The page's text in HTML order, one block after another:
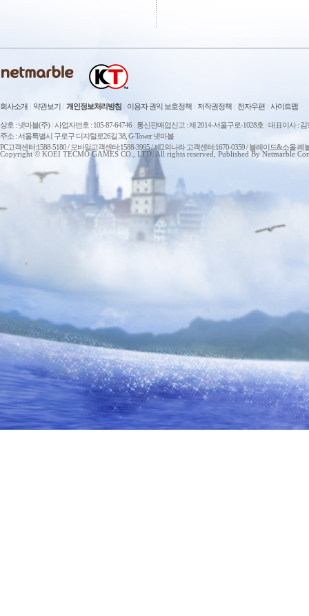
회사소개 약관보기 개인정보처리방침 이용자 권익 보호정책 저작권정책 전자우편 사이트맵
상호 : 넷마블(주) 사업자번호 : 105-87-64746 통신판매업신고 : 제 2014-서울구로-1028호 대표이사 : 김
주소 : 서울특별시 구로구 디지털로26길 38, G-Tower 넷마블
PC고객센터:1588-5180 / 모바일고객센터:1588-3995 / 제2의나라 고객센터:1670-0359 / 블레이드&소울
Copyright © KOEI TECMO GAMES CO., LTD. All rights reserved, Published By Netmarble